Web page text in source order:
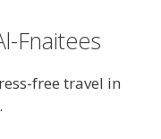
Fnaitees
free travel in